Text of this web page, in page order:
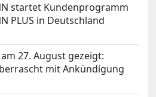
startet Kundenprogramm
PLUS in Deutschland
27. August gezeigt:
mit Ankündigung